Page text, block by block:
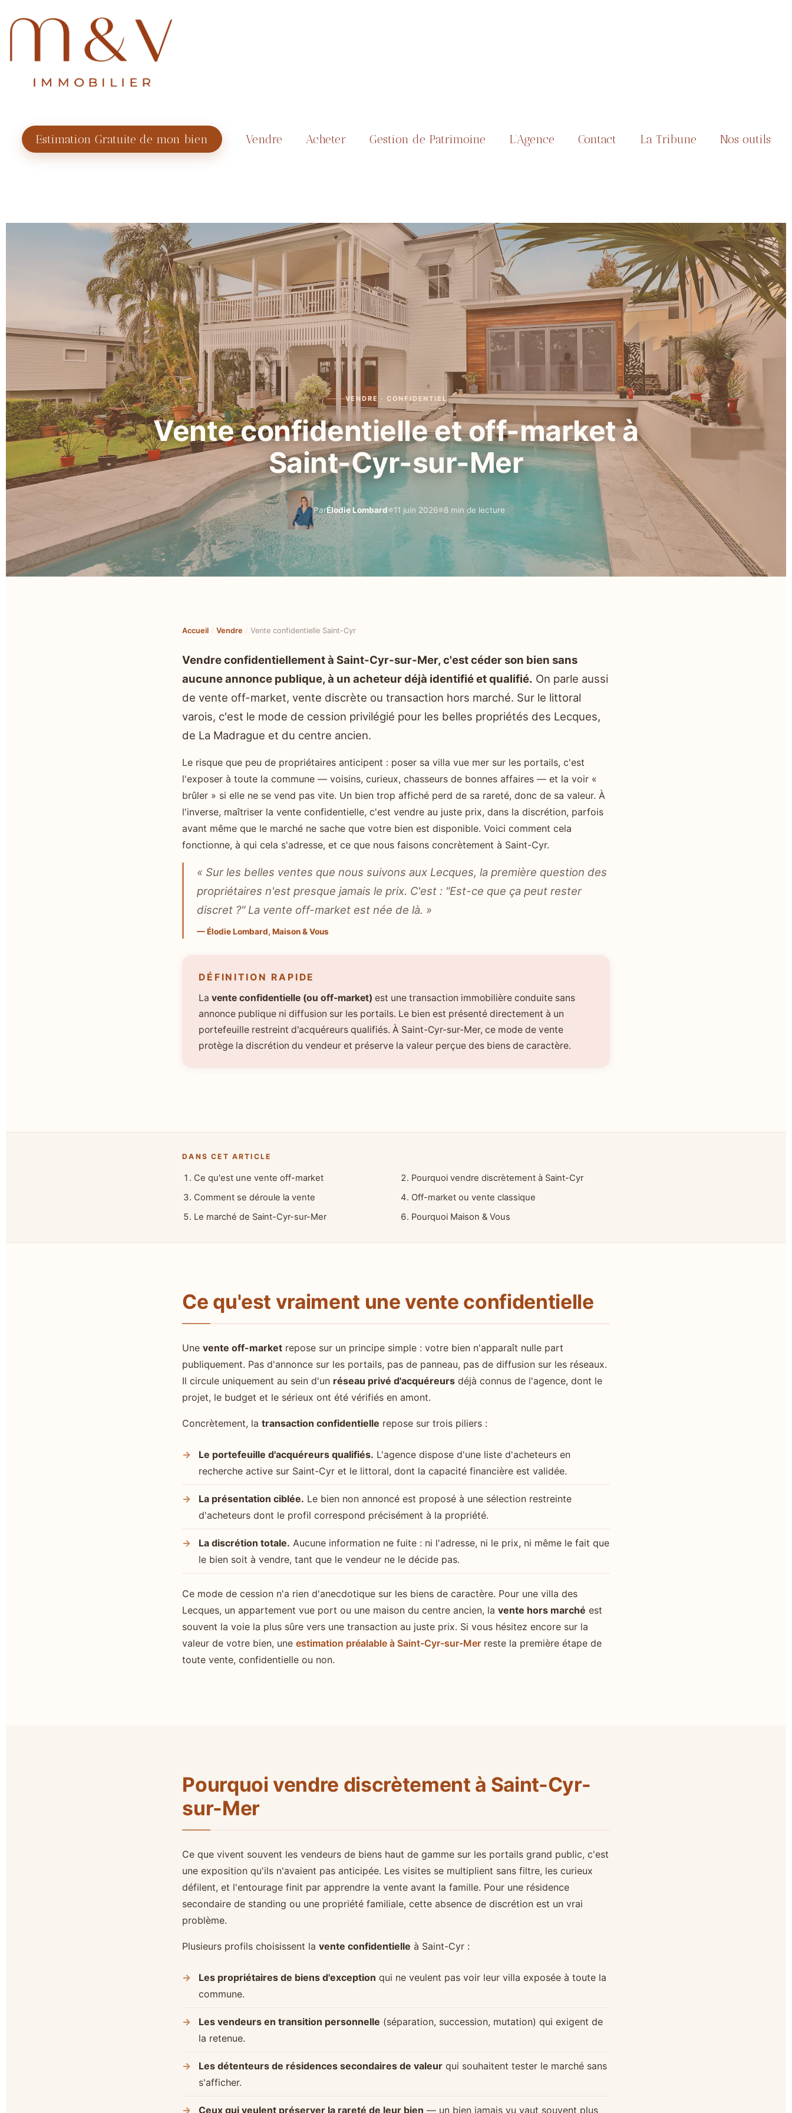
Estimation Gratuite de mon bien Vendre Acheter Gestion de Patrimoine L’Agence Contact La Tribune Nos outils
VENDRE · CONFIDENTIEL
Vente confidentielle et off-market à
Saint-Cyr-sur-Mer
ParÉlodie Lombard●11 juin 2026●8 min de lecture
Accueil / Vendre / Vente confidentielle Saint-Cyr
Vendre confidentiellement à Saint-Cyr-sur-Mer, c'est céder son bien sans
aucune annonce publique, à un acheteur déjà identifié et qualifié. On parle aussi
de vente off-market, vente discrète ou transaction hors marché. Sur le littoral
varois, c'est le mode de cession privilégié pour les belles propriétés des Lecques,
de La Madrague et du centre ancien.
Le risque que peu de propriétaires anticipent : poser sa villa vue mer sur les portails, c'est
l'exposer à toute la commune — voisins, curieux, chasseurs de bonnes affaires — et la voir «
brûler » si elle ne se vend pas vite. Un bien trop affiché perd de sa rareté, donc de sa valeur. À
l'inverse, maîtriser la vente confidentielle, c'est vendre au juste prix, dans la discrétion, parfois
avant même que le marché ne sache que votre bien est disponible. Voici comment cela
fonctionne, à qui cela s'adresse, et ce que nous faisons concrètement à Saint-Cyr.
« Sur les belles ventes que nous suivons aux Lecques, la première question des
propriétaires n'est presque jamais le prix. C'est : "Est-ce que ça peut rester
discret ?" La vente off-market est née de là. »
— Élodie Lombard, Maison & Vous
DÉFINITION RAPIDE
Lavente confidentielle (ou off-market) est une transaction immobilière conduite sans
annonce publique ni diffusion sur les portails. Le bien est présenté directement à un
portefeuille restreint d'acquéreurs qualifiés. À Saint-Cyr-sur-Mer, ce mode de vente
protège la discrétion du vendeur et préserve la valeur perçue des biens de caractère.
DANS CET ARTICLE
Ce qu'est une vente off-market
Pourquoi vendre discrètement à Saint-Cyr
Comment se déroule la vente
Off-market ou vente classique
Le marché de Saint-Cyr-sur-Mer
Pourquoi Maison & Vous
Ce qu'est vraiment une vente confidentielle
Unevente off-market repose sur un principe simple : votre bien n'apparaît nulle part
publiquement. Pas d'annonce sur les portails, pas de panneau, pas de diffusion sur les réseaux.
Il circule uniquement au sein d'un réseau privé d'acquéreurs déjà connus de l'agence, dont le
projet, le budget et le sérieux ont été vérifiés en amont.
Concrètement, latransaction confidentielle repose sur trois piliers :
Le portefeuille d'acquéreurs qualifiés. L'agence dispose d'une liste d'acheteurs en
recherche active sur Saint-Cyr et le littoral, dont la capacité financière est validée.
La présentation ciblée. Le bien non annoncé est proposé à une sélection restreinte
d'acheteurs dont le profil correspond précisément à la propriété.
La discrétion totale. Aucune information ne fuite : ni l'adresse, ni le prix, ni même le fait que
le bien soit à vendre, tant que le vendeur ne le décide pas.
Ce mode de cession n'a rien d'anecdotique sur les biens de caractère. Pour une villa des
Lecques, un appartement vue port ou une maison du centre ancien, lavente hors marché est
souvent la voie la plus sûre vers une transaction au juste prix. Si vous hésitez encore sur la
valeur de votre bien, uneestimation préalable à Saint-Cyr-sur-Mer reste la première étape de
toute vente, confidentielle ou non.
Pourquoi vendre discrètement à Saint-Cyr-
sur-Mer
Ce que vivent souvent les vendeurs de biens haut de gamme sur les portails grand public, c'est
une exposition qu'ils n'avaient pas anticipée. Les visites se multiplient sans filtre, les curieux
défilent, et l'entourage finit par apprendre la vente avant la famille. Pour une résidence
secondaire de standing ou une propriété familiale, cette absence de discrétion est un vrai
problème.
Plusieurs profils choisissent lavente confidentielle à Saint-Cyr :
Les propriétaires de biens d'exception qui ne veulent pas voir leur villa exposée à toute la
commune.
Les vendeurs en transition personnelle (séparation, succession, mutation) qui exigent de
la retenue.
Les détenteurs de résidences secondaires de valeur qui souhaitent tester le marché sans
s'afficher.
Ceux qui veulent préserver la rareté de leur bien — un bien jamais vu vaut souvent plus